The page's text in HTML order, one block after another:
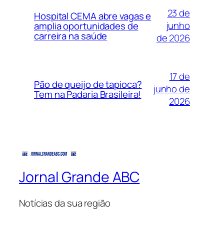
Hospital CEMA abre vagas e
amplia oportunidades de
carreira na saúde
23 de
junho
de 2026
Pão de queijo de tapioca?
Tem na Padaria Brasileira!
17 de
junho de
2026
Jornal Grande ABC
Notícias da sua região